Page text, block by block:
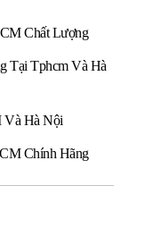
Chất Lượng
Tại Tphcm Và Hà
Và Hà Nội
Chính Hãng